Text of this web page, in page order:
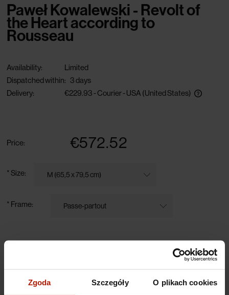
Zgoda Szczegóły O plikach cookies
Paweł Kowalewski - Revolt of
the Heart according to
Rousseau
Availability:
Limited
Dispatched within: 3 days
Delivery:
€229.93- Courier - USA (United States)
Price: €572.52
*Size:
* Frame:
Add to cart